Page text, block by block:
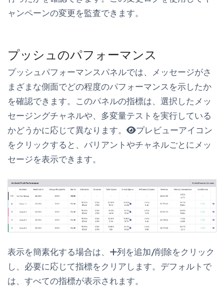
ャンペーンの変更を監査できます。
プッシュのパフォーマンス
プッシュパフォーマンスパネルでは、メッセージがさ
まざまな側面でどの程度のパフォーマンスを示したか
を確認できます。このパネルの指標は、選択したメッ
セージングチャネルや、多変量テストを実行している
かどうかに応じて異なります。
プレビューアイコン
をクリックすると、バリアントやチャネルごとにメッ
セージを表示できます。
表示を簡素化する場合は、 列を追加/削除をクリック
し、必要に応じて指標をクリアします。デフォルトで
は、すべての指標が表示されます。